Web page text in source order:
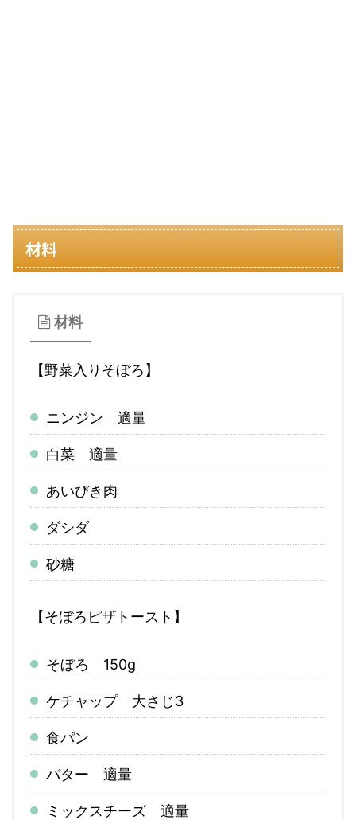
材料
材料
【野菜入りそぼろ】
ニンジン 適量
白菜 適量
あいびき肉
ダシダ
砂糖
【そぼろピザトースト】
そぼろ 150g
ケチャップ 大さじ3
食パン
バター 適量
ミックスチーズ 適量